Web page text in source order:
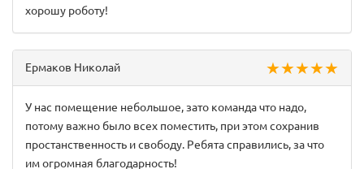
хорошу роботу!
Ермаков Николай ★ ★ ★ ★ ★
У нас помещение небольшое, зато команда что надо,
потому важно было всех поместить, при этом сохранив
простанственность и свободу. Ребята справились, за что
им огромная благодарность!